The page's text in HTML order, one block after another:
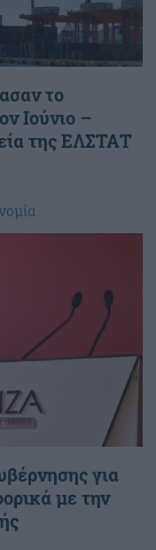
το
Ιούνιο –
της ΕΛΣΤΑΤ
για
με την